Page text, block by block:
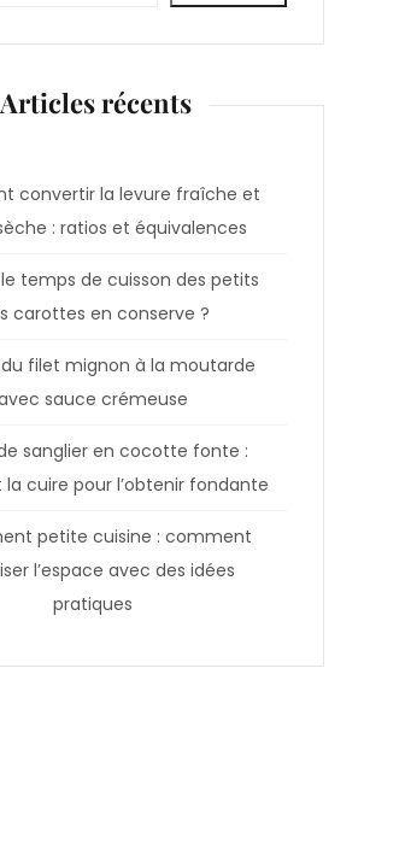
Articles récents
convertir la levure fraîche et
: ratios et équivalences
temps de cuisson des petits
carottes en conserve ?
filet mignon à la moutarde
sauce crémeuse
sanglier en cocotte fonte :
cuire pour l’obtenir fondante
petite cuisine : comment
l’espace avec des idées
pratiques